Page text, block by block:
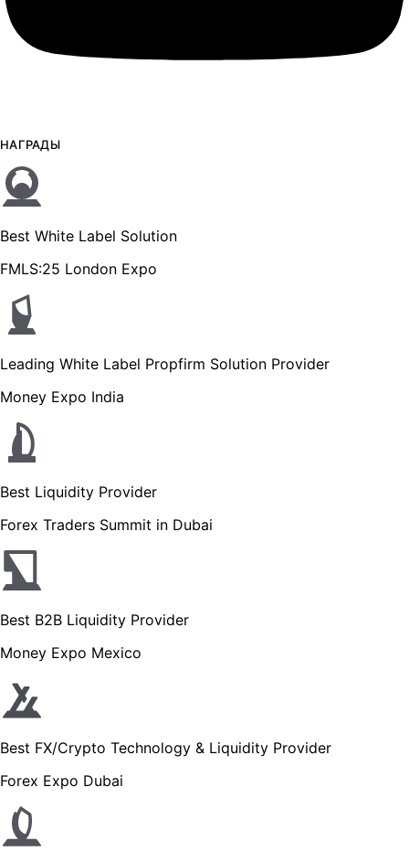
НАГРАДЫ
Best White Label Solution
FMLS:25 London Expo
Leading White Label Propfirm Solution Provider
Money Expo India
Best Liquidity Provider
Forex Traders Summit in Dubai
Best B2B Liquidity Provider
Money Expo Mexico
Best FX/Crypto Technology & Liquidity Provider
Forex Expo Dubai